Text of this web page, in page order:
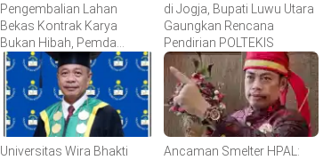
Pengembalian Lahan
Bekas Kontrak Karya
Bukan Hibah, Pemda
Didesak Hentikan
Komoditisasi Tanah Ulayat
di Jogja, Bupati Luwu Utara
Gaungkan Rencana
Pendirian POLTEKIS
Universitas Wira Bhakti
Ancaman Smelter HPAL: